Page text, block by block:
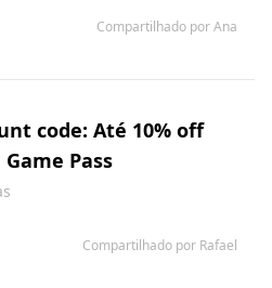
Compartilhado por Ana
code: Até 10% off
Pass
Compartilhado por Rafael